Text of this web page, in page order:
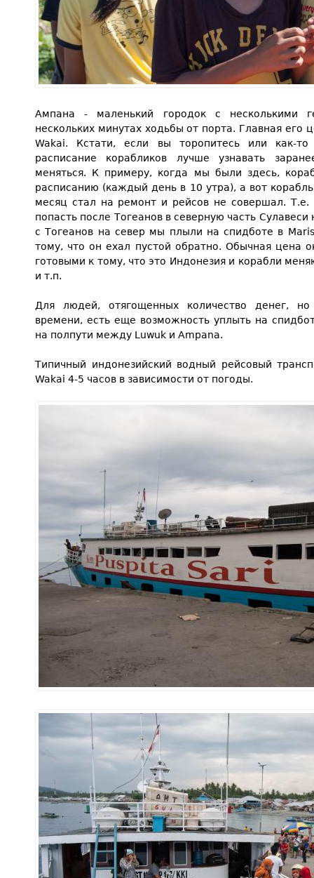
Ампана - маленький городок с несколькими
нескольких минутах ходьбы от порта. Главная его
Wakai. Кстати, если вы торопитесь или как-
расписание корабликов лучше узнавать
меняться. К примеру, когда мы были здесь,
расписанию (каждый день в 10 утра), а вот
месяц стал на ремонт и рейсов не совершал. Т.е.
попасть после Тогеанов в северную часть
с Тогеанов на север мы плыли на спидботе в
тому, что он ехал пустой обратно. Обычная цена
готовыми к тому, что это Индонезия и корабли
и т.п.
Для людей, отягощенных количество денег, но
времени, есть еще возможность уплыть на
на полпути между Luwuk и Ampana.
Типичный индонезийский водный рейсовый
Wakai 4-5 часов в зависимости от погоды.